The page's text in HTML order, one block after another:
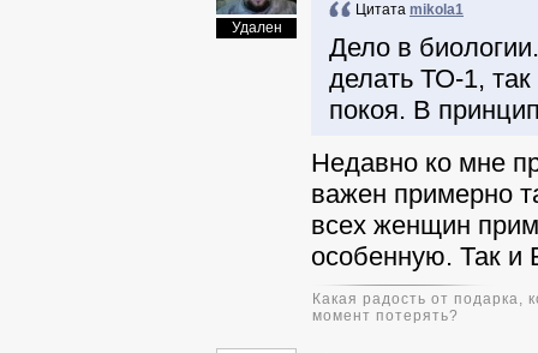
Удален
Цитата mikola1
Дело в
делать ТО-1,
покоя. В
Недавно ко мне
важен примерно
всех женщин
особенную. Так и
Какая радость от подарка,
момент потерять?